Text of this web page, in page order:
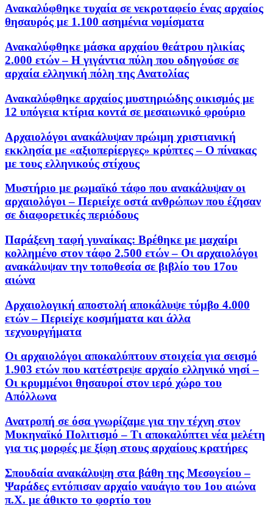
Ανακαλύφθηκε τυχαία σε νεκροταφείο ένας αρχαίος
θησαυρός με 1.100 ασημένια νομίσματα
Ανακαλύφθηκε μάσκα αρχαίου θεάτρου ηλικίας
2.000 ετών – Η γιγάντια πύλη που οδηγούσε σε
αρχαία ελληνική πόλη της Ανατολίας
Ανακαλύφθηκε αρχαίος μυστηριώδης οικισμός με
12 υπόγεια κτίρια κοντά σε μεσαιωνικό φρούριο
Αρχαιολόγοι ανακάλυψαν πρώιμη χριστιανική
εκκλησία με «αξιοπερίεργες» κρύπτες – Ο πίνακας
με τους ελληνικούς στίχους
Μυστήριο με ρωμαϊκό τάφο που ανακάλυψαν οι
αρχαιολόγοι – Περιείχε οστά ανθρώπων που έζησαν
σε διαφορετικές περιόδους
Παράξενη ταφή γυναίκας: Βρέθηκε με μαχαίρι
κολλημένο στον τάφο 2.500 ετών – Οι αρχαιολόγοι
ανακάλυψαν την τοποθεσία σε βιβλίο του 17ου
αιώνα
Αρχαιολογική αποστολή αποκάλυψε τύμβο 4.000
ετών – Περιείχε κοσμήματα και άλλα
τεχνουργήματα
Οι αρχαιολόγοι αποκαλύπτουν στοιχεία για σεισμό
1.903 ετών που κατέστρεψε αρχαίο ελληνικό νησί –
Οι κρυμμένοι θησαυροί στον ιερό χώρο του
Απόλλωνα
Ανατροπή σε όσα γνωρίζαμε για την τέχνη στον
Μυκηναϊκό Πολιτισμό – Τι αποκαλύπτει νέα μελέτη
για τις μορφές με ξίφη στους αρχαίους κρατήρες
Σπουδαία ανακάλυψη στα βάθη της Μεσογείου –
Ψαράδες εντόπισαν αρχαίο ναυάγιο του 1ου αιώνα
π.Χ. με άθικτο το φορτίο του